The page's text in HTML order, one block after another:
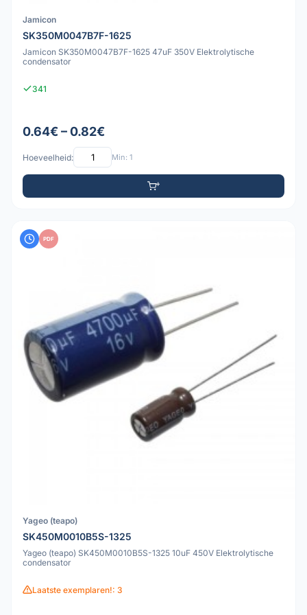
Jamicon
SK350M0047B7F-1625
Jamicon SK350M0047B7F-1625 47uF 350V Elektrolytische
condensator
341
0.64€ – 0.82€
Hoeveelheid: Min: 1
PDF
Yageo (teapo)
SK450M0010B5S-1325
Yageo (teapo) SK450M0010B5S-1325 10uF 450V Elektrolytische
condensator
Laatste exemplaren!: 3